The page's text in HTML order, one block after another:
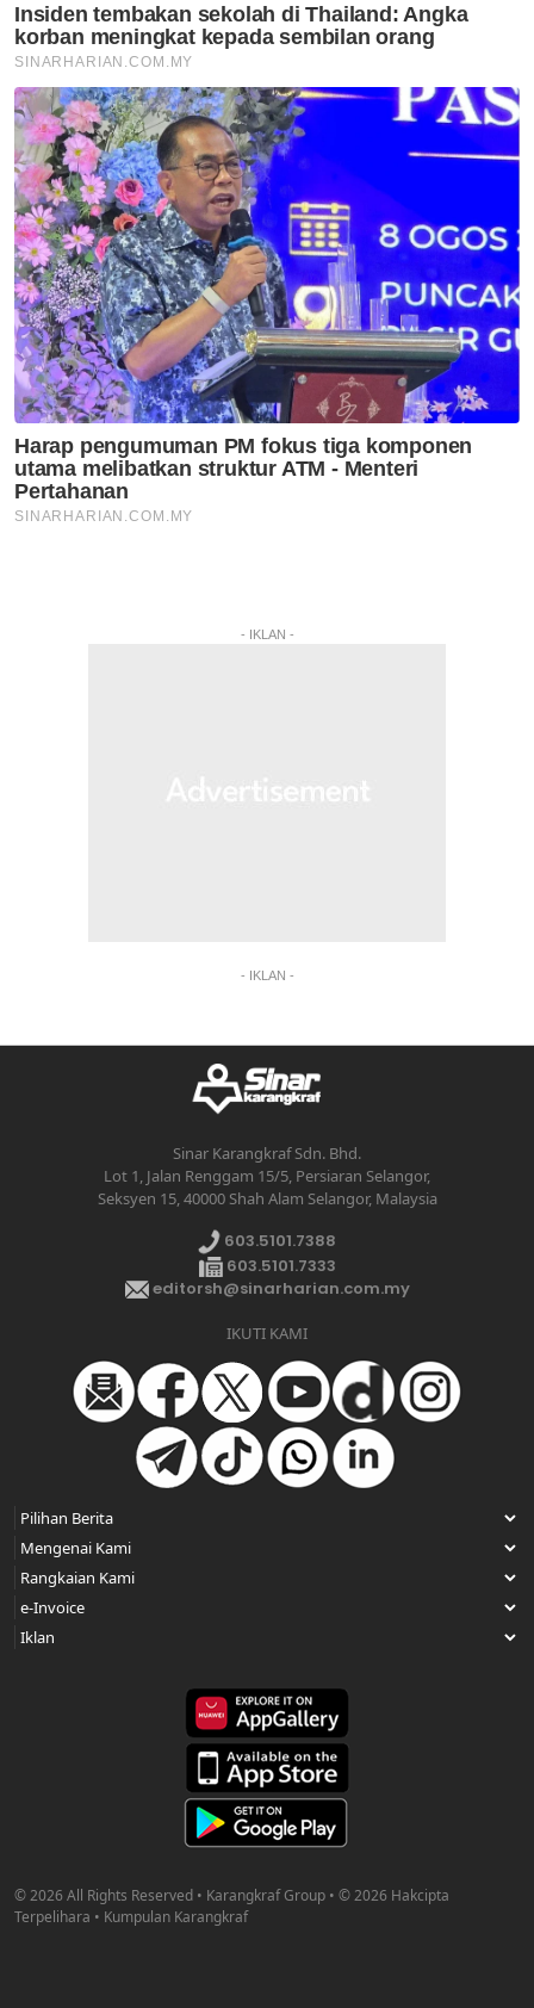
- IKLAN -
- IKLAN -
Sinar Karangkraf Sdn. Bhd.
Lot 1, Jalan Renggam 15/5, Persiaran Selangor,
Seksyen 15, 40000 Shah Alam Selangor, Malaysia
603.5101.7388
603.5101.7333
editorsh@sinarharian.com.my
IKUTI KAMI
© 2026 All Rights Reserved • Karangkraf Group • © 2026 Hakcipta
Terpelihara • Kumpulan Karangkraf